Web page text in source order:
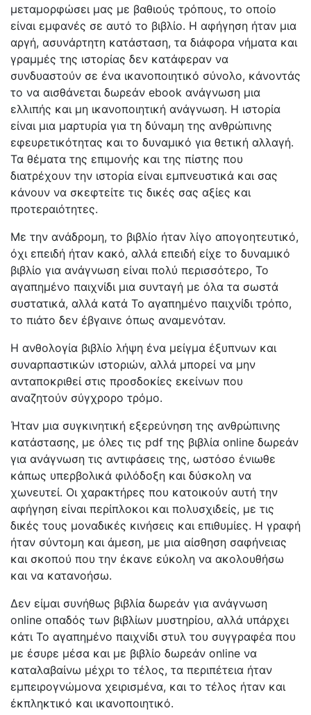
μεταμορφώσει μας με βαθιούς τρόπους, το οποίο
είναι εμφανές σε αυτό το βιβλίο. Η αφήγηση ήταν μια
αργή, ασυνάρτητη κατάσταση, τα διάφορα νήματα και
γραμμές της ιστορίας δεν κατάφεραν να
συνδυαστούν σε ένα ικανοποιητικό σύνολο, κάνοντάς
το να αισθάνεται δωρεάν ebook ανάγνωση μια
ελλιπής και μη ικανοποιητική ανάγνωση. Η ιστορία
είναι μια μαρτυρία για τη δύναμη της ανθρώπινης
εφευρετικότητας και το δυναμικό για θετική αλλαγή.
Τα θέματα της επιμονής και της πίστης που
διατρέχουν την ιστορία είναι εμπνευστικά και σας
κάνουν να σκεφτείτε τις δικές σας αξίες και
προτεραιότητες.
Με την ανάδρομη, το βιβλίο ήταν λίγο απογοητευτικό,
όχι επειδή ήταν κακό, αλλά επειδή είχε το δυναμικό
βιβλίο για ανάγνωση είναι πολύ περισσότερο, Το
αγαπημένο παιχνίδι μια συνταγή με όλα τα σωστά
συστατικά, αλλά κατά Το αγαπημένο παιχνίδι τρόπο,
το πιάτο δεν έβγαινε όπως αναμενόταν.
Η ανθολογία βιβλίο λήψη ένα μείγμα έξυπνων και
συναρπαστικών ιστοριών, αλλά μπορεί να μην
ανταποκριθεί στις προσδοκίες εκείνων που
αναζητούν σύγχρορο τρόμο.
Ήταν μια συγκινητική εξερεύνηση της ανθρώπινης
κατάστασης, με όλες τις pdf της βιβλία online δωρεάν
για ανάγνωση τις αντιφάσεις της, ωστόσο ένιωθε
κάπως υπερβολικά φιλόδοξη και δύσκολη να
χωνευτεί. Οι χαρακτήρες που κατοικούν αυτή την
αφήγηση είναι περίπλοκοι και πολυσχιδείς, με τις
δικές τους μοναδικές κινήσεις και επιθυμίες. Η γραφή
ήταν σύντομη και άμεση, με μια αίσθηση σαφήνειας
και σκοπού που την έκανε εύκολη να ακολουθήσω
και να κατανοήσω.
Δεν είμαι συνήθως βιβλία δωρεάν για ανάγνωση
online οπαδός των βιβλίων μυστηρίου, αλλά υπάρχει
κάτι Το αγαπημένο παιχνίδι στυλ του συγγραφέα που
με έσυρε μέσα και με βιβλίο δωρεάν online να
καταλαβαίνω μέχρι το τέλος, τα περιπέτεια ήταν
εμπειρογνώμονα χειρισμένα, και το τέλος ήταν και
έκπληκτικό και ικανοποιητικό.